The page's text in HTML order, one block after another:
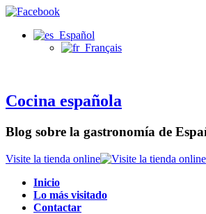
Español
Français
Cocina española
Blog sobre la gastronomía de
Visite la tienda online
Inicio
Lo más visitado
Contactar